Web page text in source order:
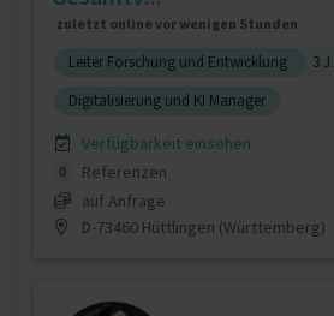
zuletzt online vor wenigen Stunden
Leiter Forschung und Entwicklung
3 J.
Digitalisierung und KI Manager
Verfügbarkeit einsehen
0
Referenzen
auf Anfrage
D-73460 Hüttlingen (Württemberg)